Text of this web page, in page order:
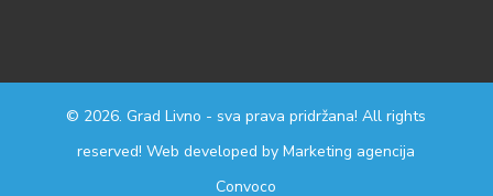
© 2026. Grad Livno - sva prava pridržana! All rights
reserved! Web developed byMarketing agencija
Convoco